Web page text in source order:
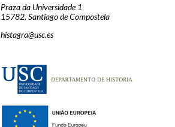
Praza da Universidade 1
15782. Santiago de Compostela
histagra@usc.es